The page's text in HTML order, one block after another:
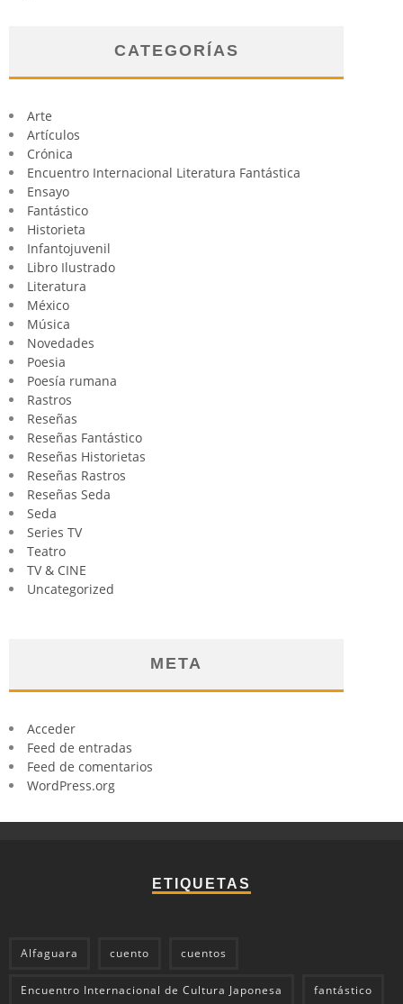
CATEGORÍAS
Arte
Artículos
Crónica
Encuentro Internacional Literatura Fantástica
Ensayo
Fantástico
Historieta
Infantojuvenil
Libro Ilustrado
Literatura
México
Música
Novedades
Poesia
Poesía rumana
Rastros
Reseñas
Reseñas Fantástico
Reseñas Historietas
Reseñas Rastros
Reseñas Seda
Seda
Series TV
Teatro
TV & CINE
Uncategorized
META
Acceder
Feed de entradas
Feed de comentarios
WordPress.org
ETIQUETAS
Alfaguara cuento cuentos
Encuentro Internacional de Cultura Japonesa fantástico